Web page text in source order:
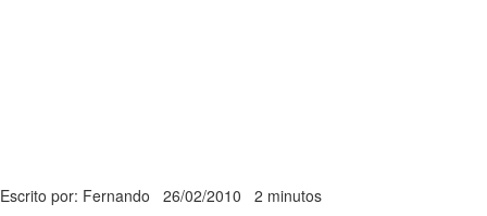
Escrito por: Fernando 26/02/2010 2 minutos